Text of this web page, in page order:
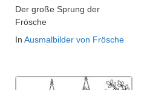
Der große Sprung der
Frösche
In Ausmalbilder von Frösche